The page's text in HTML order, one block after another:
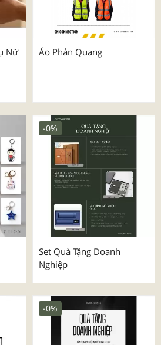
Nữ
Áo Phản Quang
Set Quà Tặng Doanh
Nghiệp
-0%
-0%